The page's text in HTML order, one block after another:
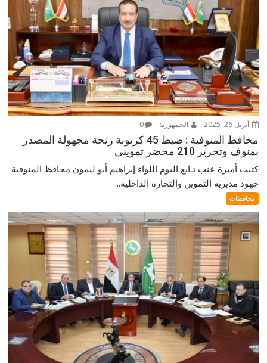
أبريل 26, 2025 الجمهورية 0
محافظ المنوفية : ضبط 45 كرتونة رنجة مجهولة المصدر
بمنوف وتحرير 210 محضر تموينى
كتبت أميرة عنب تـابع اليوم اللواء إبراهيم أبو ليمون محافظ المنوفية
جهود مديرية التموين والتجارة الداخلية...
محافظات